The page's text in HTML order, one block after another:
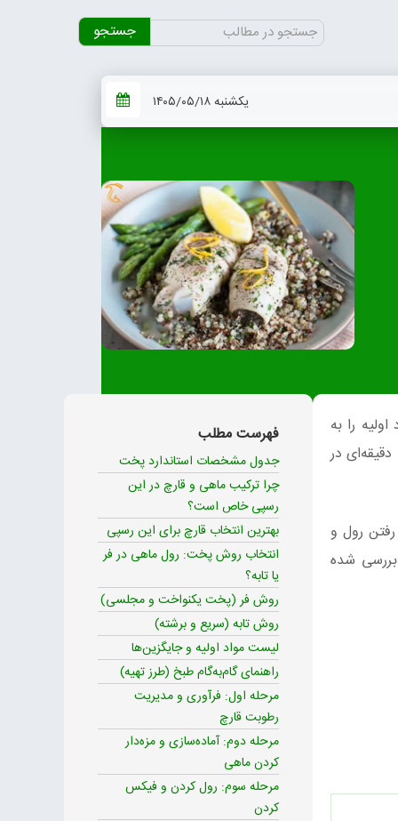
جستجو
برای:
یکشنبه ۱۴۰۵/۰۵/۱۸
را به
گزینه‌ای دقیق و قابل کنترل است که با پخت ۱۵ دقیقه‌ای در
رول و
شده
فهرست مطلب
جدول مشخصات استاندارد پخت
چرا ترکیب ماهی و قارچ در این
رسپی خاص است؟
بهترین انتخاب قارچ برای این رسپی
انتخاب روش پخت: رول ماهی در فر
یا تابه؟
روش فر (پخت یکنواخت و مجلسی)
روش تابه (سریع و برشته)
لیست مواد اولیه و جایگزین‌ها
راهنمای گام‌به‌گام طبخ (طرز تهیه)
مرحله اول: فرآوری و مدیریت
رطوبت قارچ
مرحله دوم: آماده‌سازی و مزه‌دار
کردن ماهی
مرحله سوم: رول کردن و فیکس
کردن